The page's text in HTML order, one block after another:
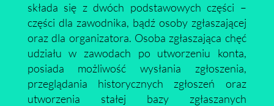
składa się z dwóch podstawowych części –
części dla zawodnika, bądź osoby zgłaszającej
oraz dla organizatora. Osoba zgłaszająca chęć
udziału w zawodach po utworzeniu konta,
posiada możliwość wysłania zgłoszenia,
przeglądania historycznych zgłoszeń oraz
utworzenia stałej bazy zgłaszanych